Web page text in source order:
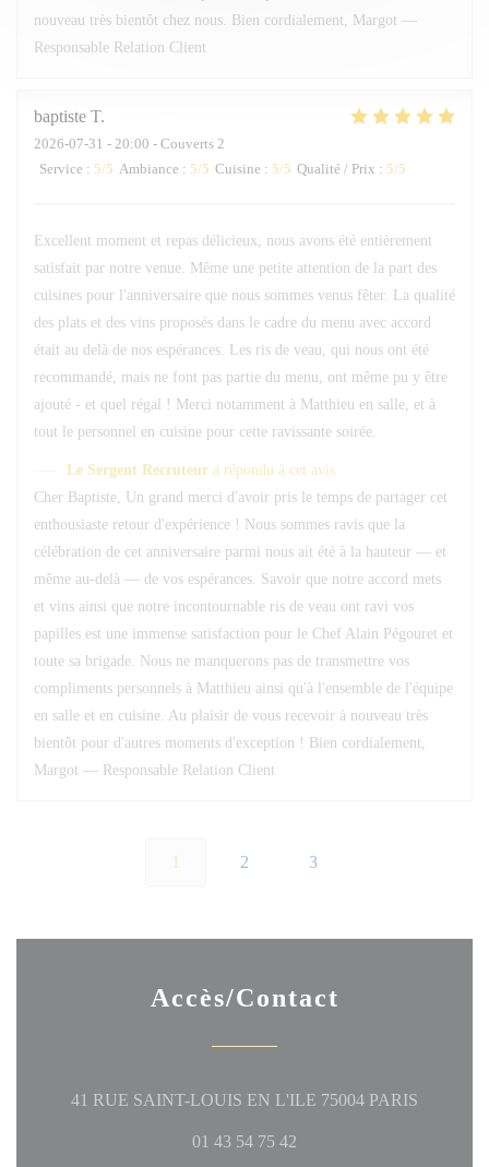
nouveau très bientôt chez nous. Bien cordialement, Margot —
Responsable Relation Client
baptiste T
2026-07-31 - 20:00 - Couverts 2
Service : 5/5 Ambiance : 5/5 Cuisine : 5/5 Qualité / Prix : 5/5
Excellent moment et repas délicieux, nous avons été entièrement
satisfait par notre venue. Même une petite attention de la part des
cuisines pour l'anniversaire que nous sommes venus fêter. La qualité
des plats et des vins proposés dans le cadre du menu avec accord
était au delà de nos espérances. Les ris de veau, qui nous ont été
recommandé, mais ne font pas partie du menu, ont même pu y être
ajouté - et quel régal ! Merci notamment à Matthieu en salle, et à
tout le personnel en cuisine pour cette ravissante soirée.
Le Sergent Recruteur a répondu à cet avis
Cher Baptiste, Un grand merci d'avoir pris le temps de partager cet
enthousiaste retour d'expérience ! Nous sommes ravis que la
célébration de cet anniversaire parmi nous ait été à la hauteur — et
même au-delà — de vos espérances. Savoir que notre accord mets
et vins ainsi que notre incontournable ris de veau ont ravi vos
papilles est une immense satisfaction pour le Chef Alain Pégouret et
toute sa brigade. Nous ne manquerons pas de transmettre vos
compliments personnels à Matthieu ainsi qu'à l'ensemble de l'équipe
en salle et en cuisine. Au plaisir de vous recevoir à nouveau très
bientôt pour d'autres moments d'exception ! Bien cordialement,
Margot — Responsable Relation Client
1 2 3
Accès/Contact
41 RUE SAINT-LOUIS EN L'ILE 75004 PARIS
01 43 54 75 42